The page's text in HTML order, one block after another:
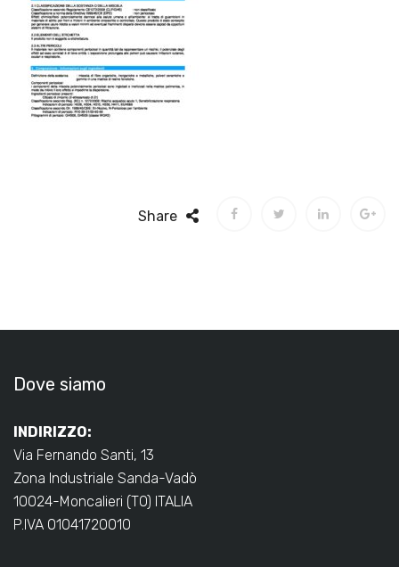
Share
Dove siamo
INDIRIZZO:
Via Fernando Santi, 13
Zona Industriale Sanda-Vadò
10024-Moncalieri (TO) ITALIA
P.IVA 01041720010